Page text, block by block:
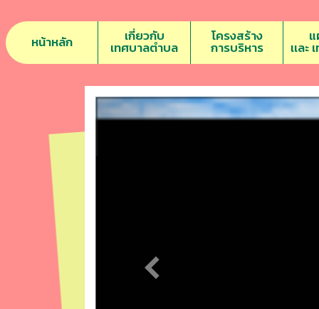
หน้าหลัก เกี่ยวกับ
เทศบาลตำบล
โครงสร้าง
การบริหาร เเล